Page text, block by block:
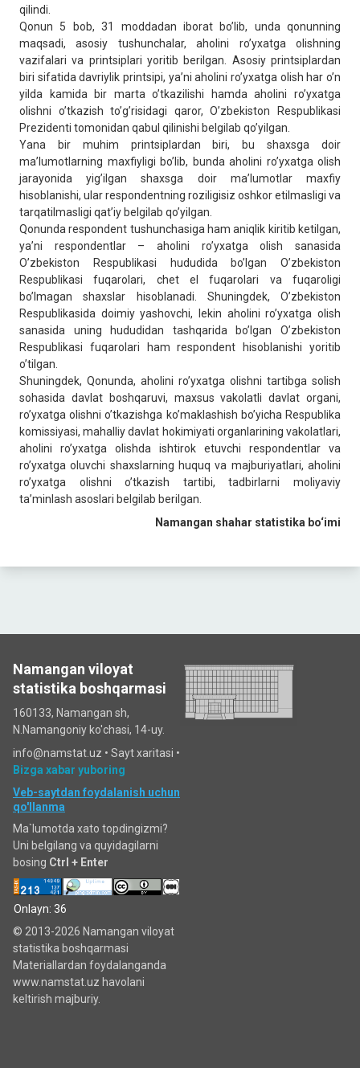
qilindi.
Qonun 5 bob, 31 moddadan iborat boʼlib, unda qonunning
maqsadi, asosiy tushunchalar, aholini roʼyxatga olishning
vazifalari va printsiplari yoritib berilgan. Аsosiy printsiplardan
biri sifatida davriylik printsipi, yaʼni aholini roʼyxatga olish har oʼn
yilda kamida bir marta oʼtkazilishi hamda aholini roʼyxatga
olishni oʼtkazish toʼgʼrisidagi qaror, Oʼzbekiston Respublikasi
Prezidenti tomonidan qabul qilinishi belgilab qoʼyilgan.
Yana bir muhim printsiplardan biri, bu shaxsga doir
maʼlumotlarning maxfiyligi boʼlib, bunda aholini roʼyxatga olish
jarayonida yigʼilgan shaxsga doir maʼlumotlar maxfiy
hisoblanishi, ular respondentning roziligisiz oshkor etilmasligi va
tarqatilmasligi qatʼiy belgilab qoʼyilgan.
Qonunda respondent tushunchasiga ham aniqlik kiritib ketilgan,
yaʼni respondentlar – aholini roʼyxatga olish sanasida
Oʼzbekiston Respublikasi hududida boʼlgan Oʼzbekiston
Respublikasi fuqarolari, chet el fuqarolari va fuqaroligi
boʼlmagan shaxslar hisoblanadi. Shuningdek, Oʼzbekiston
Respublikasida doimiy yashovchi, lekin aholini roʼyxatga olish
sanasida uning hududidan tashqarida boʼlgan Oʼzbekiston
Respublikasi fuqarolari ham respondent hisoblanishi yoritib
oʼtilgan.
Shuningdek, Qonunda, aholini roʼyxatga olishni tartibga solish
sohasida davlat boshqaruvi, maxsus vakolatli davlat organi,
roʼyxatga olishni oʼtkazishga koʼmaklashish boʼyicha Respublika
komissiyasi, mahalliy davlat hokimiyati organlarining vakolatlari,
aholini roʼyxatga olishda ishtirok etuvchi respondentlar va
roʼyxatga oluvchi shaxslarning huquq va majburiyatlari, aholini
roʼyxatga olishni oʼtkazish tartibi, tadbirlarni moliyaviy
taʼminlash asoslari belgilab berilgan.
Namangan shahar statistika bo‘imi
Namangan viloyat
statistika boshqarmasi
160133, Namangan sh,
N.Namangoniy ko'chasi, 14-uy.
info@namstat.uz • Sayt xaritasi •
Bizga xabar yuboring
Veb-saytdan foydalanish uchun
qo'llanma
Ma`lumotda xato topdingizmi?
Uni belgilang va quyidagilarni
bosing Ctrl + Enter
Onlayn: 36
© 2013-2026 Namangan viloyat
statistika boshqarmasi
Materiallardan foydalanganda
www.namstat.uz havolani
keltirish majburiy.